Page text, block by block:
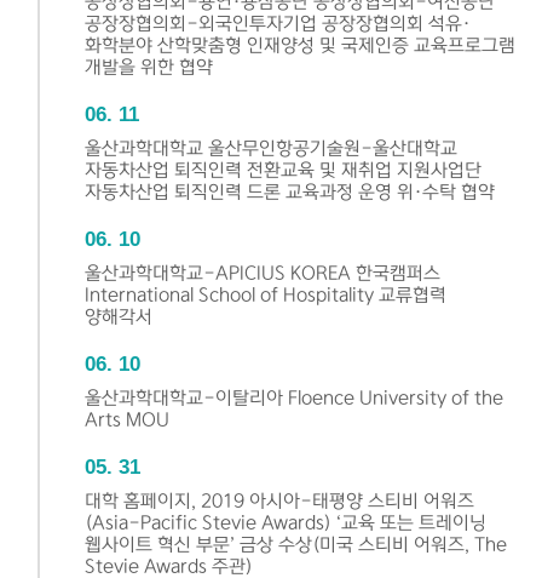
공장장협의회-외국인투자기업 공장장협의회 석유·
화학분야 산학맞춤형 인재양성 및 국제인증 교육프로그램
개발을 위한 협약
06 11
울산과학대학교 울산무인항공기술원-울산대학교
자동차산업 퇴직인력 전환교육 및 재취업 지원사업단
자동차산업 퇴직인력 드론 교육과정 운영 위·수탁 협약
06 10
울산과학대학교-APICIUS KOREA 한국캠퍼스
International School of Hospitality 교류협력
양해각서
06 10
울산과학대학교-이탈리아 Floence University of the
Arts MOU
05 31
대학 홈페이지, 2019 아시아-태평양 스티비 어워즈
(Asia-Pacific Stevie Awards) ‘교육 또는 트레이닝
웹사이트 혁신 부문’ 금상 수상(미국 스티비 어워즈, The
Stevie Awards 주관)